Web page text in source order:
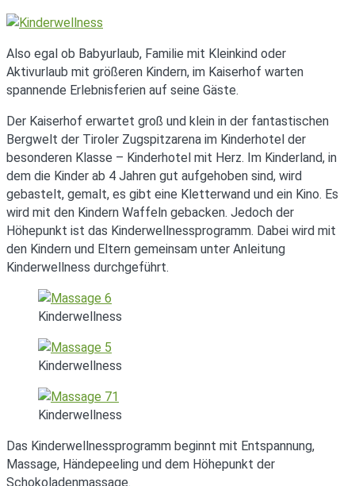
Also egal ob Babyurlaub, Familie mit Kleinkind oder
Aktivurlaub mit größeren Kindern, im Kaiserhof warten
spannende Erlebnisferien auf seine Gäste.
Der Kaiserhof erwartet groß und klein in der fantastischen
Bergwelt der Tiroler Zugspitzarena im Kinderhotel der
besonderen Klasse – Kinderhotel mit Herz. Im Kinderland, in
dem die Kinder ab 4 Jahren gut aufgehoben sind, wird
gebastelt, gemalt, es gibt eine Kletterwand und ein Kino. Es
wird mit den Kindern Waffeln gebacken. Jedoch der
Höhepunkt ist das Kinderwellnessprogramm. Dabei wird mit
den Kindern und Eltern gemeinsam unter Anleitung
Kinderwellness durchgeführt.
Kinderwellness
Kinderwellness
Kinderwellness
Das Kinderwellnessprogramm beginnt mit Entspannung,
Massage, Händepeeling und dem Höhepunkt der
Schokoladenmassage.